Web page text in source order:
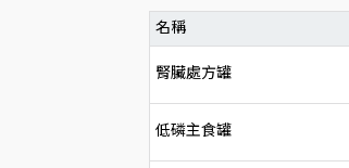
名稱
腎臟處方罐
低磷主食罐